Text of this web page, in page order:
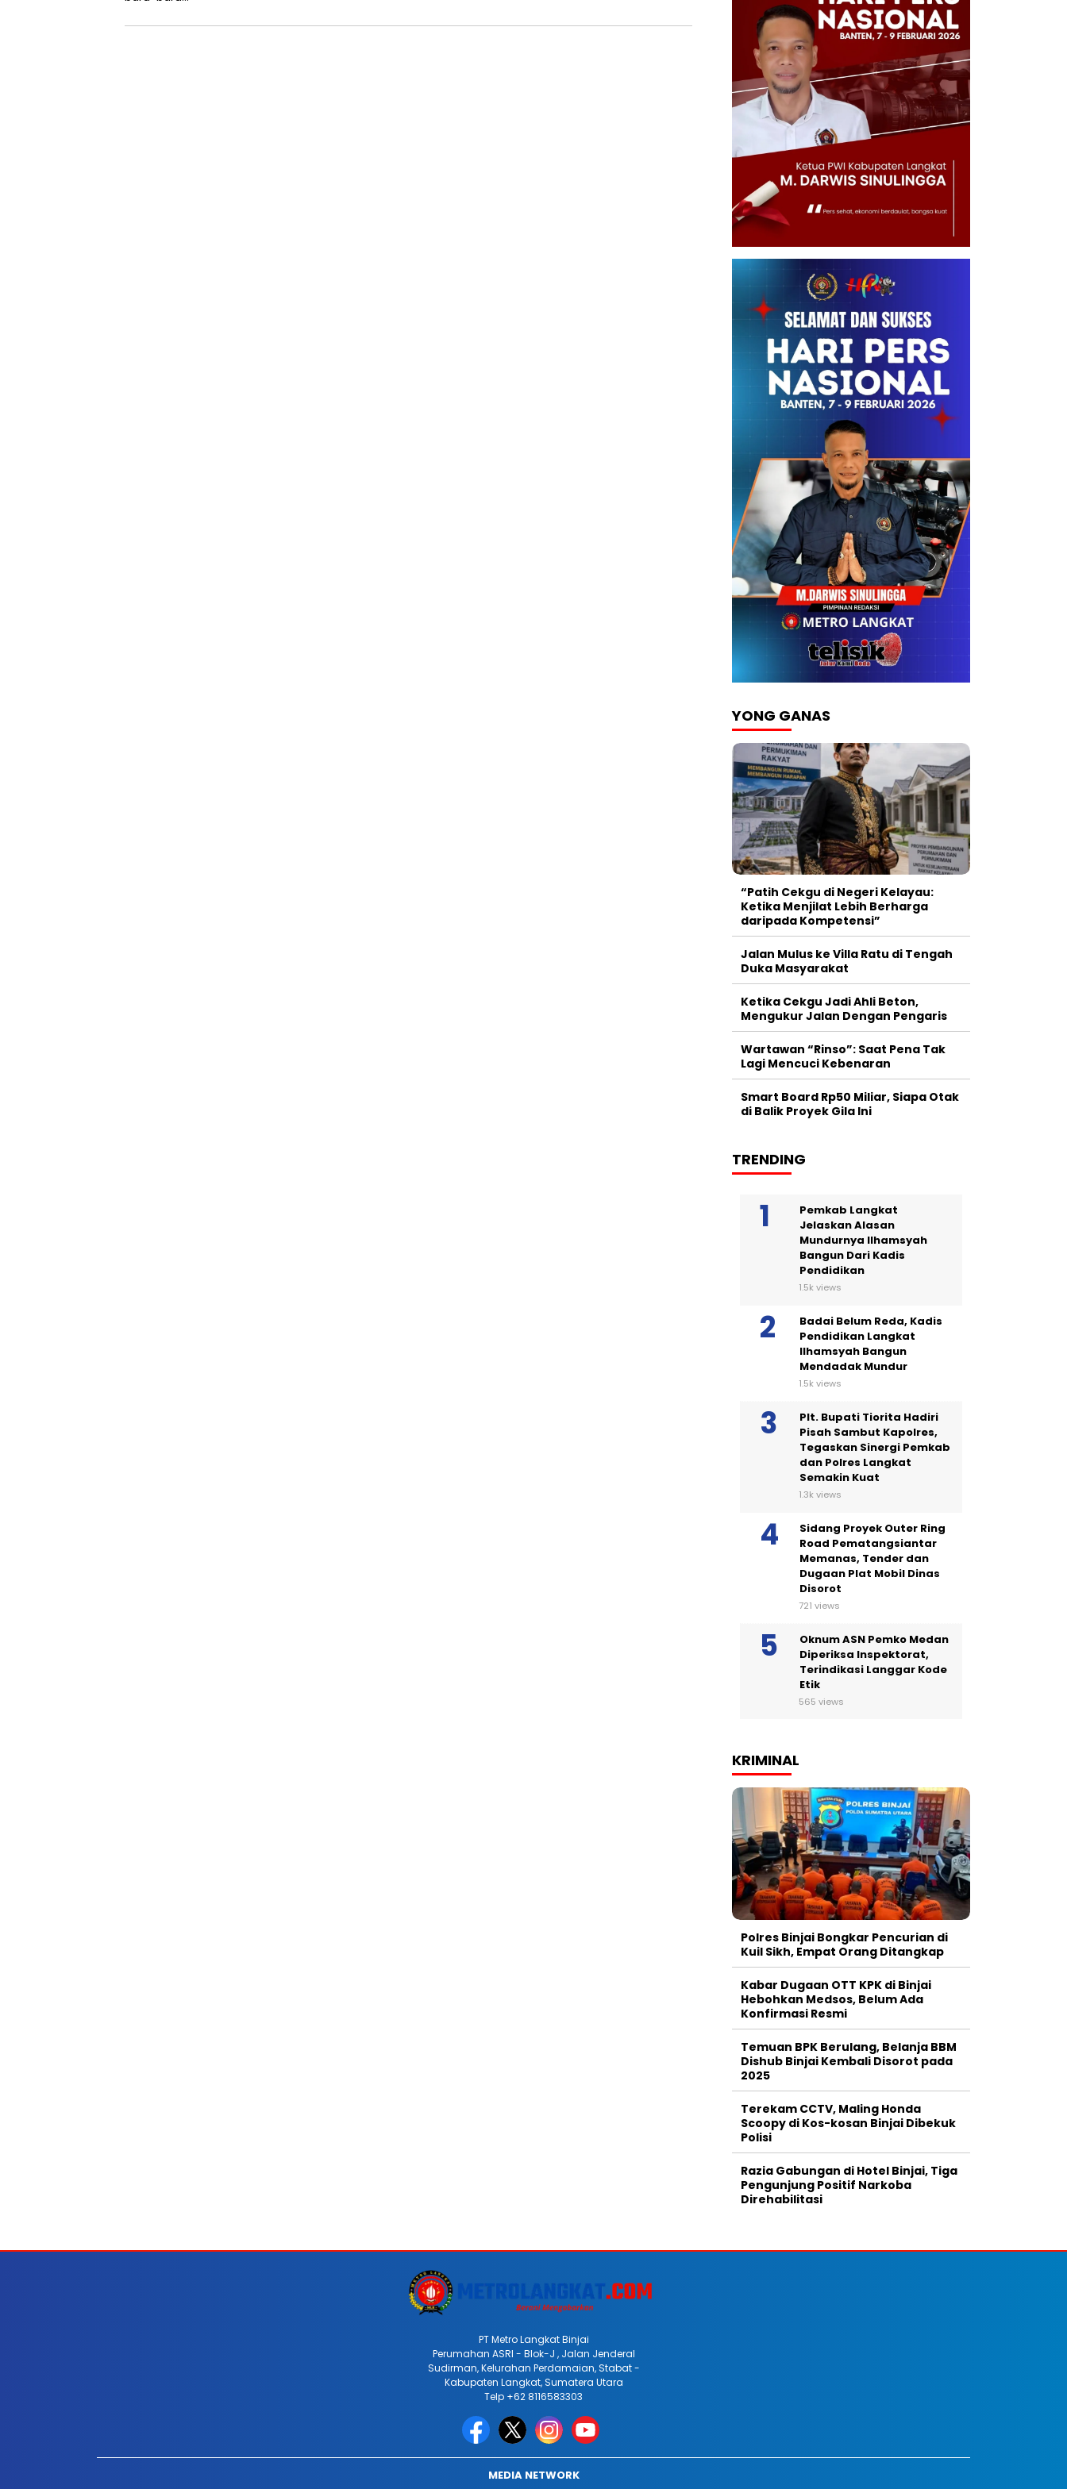
YONG GANAS
“Patih Cekgu di Negeri Kelayau:
Ketika Menjilat Lebih Berharga
daripada Kompetensi”
Jalan Mulus ke Villa Ratu di Tengah
Duka Masyarakat
Ketika Cekgu Jadi Ahli Beton,
Mengukur Jalan Dengan Pengaris
Wartawan “Rinso”: Saat Pena Tak
Lagi Mencuci Kebenaran
Smart Board Rp50 Miliar, Siapa Otak
di Balik Proyek Gila Ini
TRENDING
Pemkab Langkat
Jelaskan Alasan
Mundurnya Ilhamsyah
Bangun Dari Kadis
Pendidikan
1.5k views
Badai Belum Reda, Kadis
Pendidikan Langkat
Ilhamsyah Bangun
Mendadak Mundur
1.5k views
Plt. Bupati Tiorita Hadiri
Pisah Sambut Kapolres,
Tegaskan Sinergi Pemkab
dan Polres Langkat
Semakin Kuat
1.3k views
Sidang Proyek Outer Ring
Road Pematangsiantar
Memanas, Tender dan
Dugaan Plat Mobil Dinas
Disorot
721 views
Oknum ASN Pemko Medan
Diperiksa Inspektorat,
Terindikasi Langgar Kode
Etik
565 views
KRIMINAL
Polres Binjai Bongkar Pencurian di
Kuil Sikh, Empat Orang Ditangkap
Kabar Dugaan OTT KPK di Binjai
Hebohkan Medsos, Belum Ada
Konfirmasi Resmi
Temuan BPK Berulang, Belanja BBM
Dishub Binjai Kembali Disorot pada
2025
Terekam CCTV, Maling Honda
Scoopy di Kos-kosan Binjai Dibekuk
Polisi
Razia Gabungan di Hotel Binjai, Tiga
Pengunjung Positif Narkoba
Direhabilitasi
PT Metro Langkat Binjai
Perumahan ASRI - Blok-J , Jalan Jenderal
Sudirman, Kelurahan Perdamaian, Stabat -
Kabupaten Langkat, Sumatera Utara
Telp +62 8116583303
MEDIA NETWORK